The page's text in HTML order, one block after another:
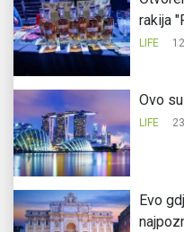
rakija
LIFE
Ovo
LIFE
Evo